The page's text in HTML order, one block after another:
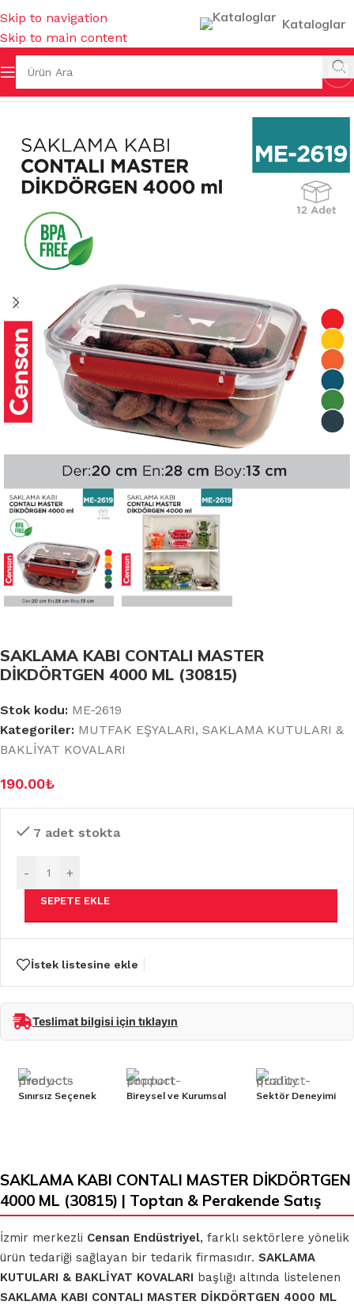
Skip to navigation
Skip to main content
Kataloglar
EŞYALARI SAKLAMA KUTULARI & BAKLİYAT KOVALARI
SAKLAMA KABI CONTALI MASTER
DİKDÖRTGEN 4000 ML (30815)
Stok kodu: ME-2619
Kategoriler: MUTFAK EŞYALARI, SAKLAMA KUTULARI &
BAKLİYAT KOVALARI
190.00₺
7 adet stokta
- +
SEPETE EKLE
İstek listesine ekle
Teslimat bilgisi için tıklayın
Sınırsız Seçenek Bireysel ve Kurumsal Sektör Deneyimi
SAKLAMA KABI CONTALI MASTER DİKDÖRTGEN
4000 ML (30815) | Toptan & Perakende Satış
İzmir merkezli Censan Endüstriyel, farklı sektörlere yönelik
ürün tedariği sağlayan bir tedarik firmasıdır. SAKLAMA
KUTULARI & BAKLİYAT KOVALARI başlığı altında listelenen
SAKLAMA KABI CONTALI MASTER DİKDÖRTGEN 4000 ML